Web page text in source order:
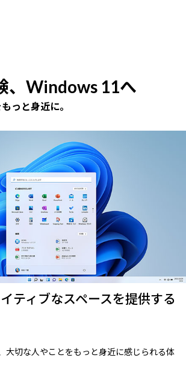
、Windows 11へ
っと身近に。
ティブなスペースを提供する
大切な人やことをもっと身近に感じられる体